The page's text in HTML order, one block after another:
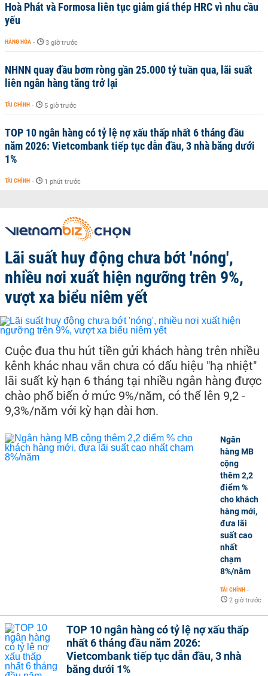
Hoà Phát và Formosa liên tục giảm giá thép HRC vì nhu cầu
yếu
HÀNG HÓA - 3 giờ trước
NHNN quay đầu bơm ròng gần 25.000 tỷ tuần qua, lãi suất
liên ngân hàng tăng trở lại
TÀI CHÍNH - 5 giờ trước
TOP 10 ngân hàng có tỷ lệ nợ xấu thấp nhất 6 tháng đầu
năm 2026: Vietcombank tiếp tục dẫn đầu, 3 nhà băng dưới
1%
TÀI CHÍNH - 1 phút trước
Lãi suất huy động chưa bớt 'nóng',
nhiều nơi xuất hiện ngưỡng trên 9%,
vượt xa biểu niêm yết
Cuộc đua thu hút tiền gửi khách hàng trên nhiều
kênh khác nhau vẫn chưa có dấu hiệu "hạ nhiệt"
lãi suất kỳ hạn 6 tháng tại nhiều ngân hàng được
chào phổ biến ở mức 9%/năm, có thể lên 9,2 -
9,3%/năm với kỳ hạn dài hơn.
Ngân
hàng MB
cộng
thêm 2,2
điểm %
cho khách
hàng mới,
đưa lãi
suất cao
nhất
chạm
8%/năm
TÀI CHÍNH -
2 giờ trước
TOP 10 ngân hàng có tỷ lệ nợ xấu thấp
nhất 6 tháng đầu năm 2026:
Vietcombank tiếp tục dẫn đầu, 3 nhà
băng dưới 1%